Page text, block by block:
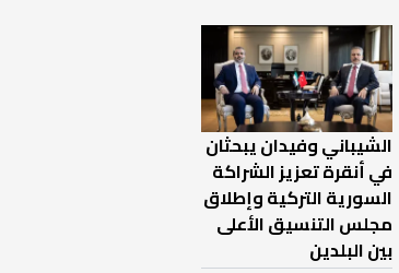
الشيباني وفيدان يبحثان
في أنقرة تعزيز الشراكة
السورية التركية وإطلاق
مجلس التنسيق الأعلى
بين البلدين